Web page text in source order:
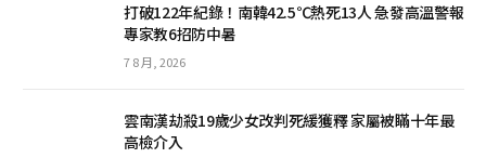
打破122年紀錄！南韓42.5℃熱死13人 急發高溫警報
專家教6招防中暑
7 8 月, 2026
雲南漢劫殺19歲少女改判死緩獲釋 家屬被瞞十年最
高檢介入